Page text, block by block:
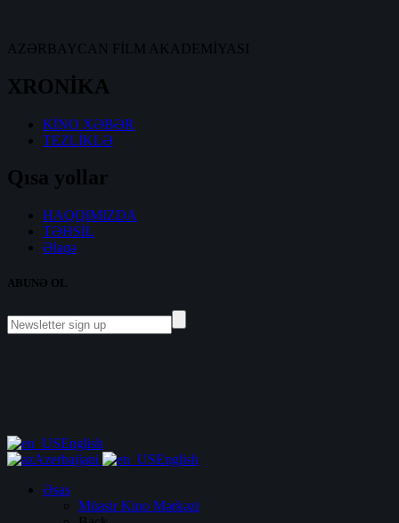
AZƏRBAYCAN FİLM AKADEMİYASI
XRONİKA
KİNO XƏBƏR
TEZLİKLƏ
Qısa yollar
HAQQIMIZDA
TƏHSİL
Əlaqə
ABUNƏ OL
English
Azerbaijani
English
Əsas
Müasir Kino Mərkəzi